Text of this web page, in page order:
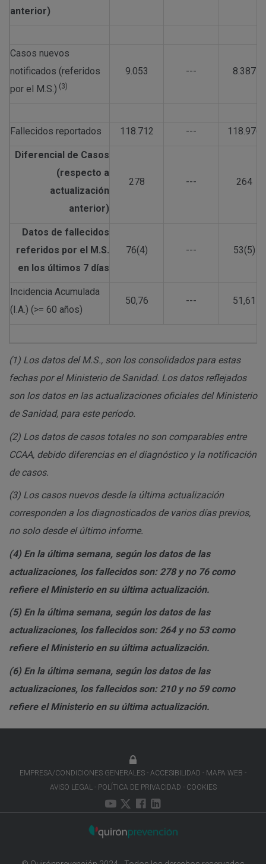
anterior)
Casos nuevos
notificados (referidos
por el M.S.) (3)
9.053 --- 8.387
Fallecidos reportados 118.712 --- 118.976
Diferencial de Casos
(respecto a
actualización
anterior)
278 --- 264
Datos de fallecidos
referidos por el M.S.
en los últimos 7 días
76(4) --- 53(5)
Incidencia Acumulada
(I.A.) (>= 60 años)
50,76 --- 51,61
(1) Los datos del M.S., son los consolidados para estas
fechas por el Ministerio de Sanidad. Los datos reflejados
son los datos en las actualizaciones oficiales del Ministerio
de Sanidad, para este período.
(2) Los datos de casos totales no son comparables entre
CCAA, debido diferencias en el diagnóstico y la notificación
de casos.
(3) Los casos nuevos desde la última actualización
corresponden a los diagnosticados de varios días previos,
no solo desde el último informe.
(4) En la última semana, según los datos de las
actualizaciones, los fallecidos son: 278 y no 76 como
refiere el Ministerio en su última actualización.
(5) En la última semana, según los datos de las
actualizaciones, los fallecidos son: 264 y no 53 como
refiere el Ministerio en su última actualización.
(6) En la última semana, según los datos de las
actualizaciones, los fallecidos son: 210 y no 59 como
refiere el Ministerio en su última actualización.
EMPRESA/CONDICIONES GENERALES ACCESIBILIDAD
MAPA WEB
AVISO LEGAL
POLÍTICA DE PRIVACIDAD COOKIES